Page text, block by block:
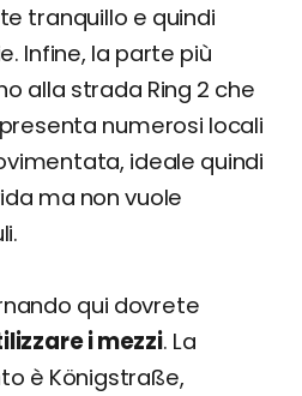
tranquillo e quindi
Infine, la parte più
alla strada Ring 2 che
numerosi locali
ideale quindi
ma non vuole
qui dovrete
i mezzi. La
è Königstraße,